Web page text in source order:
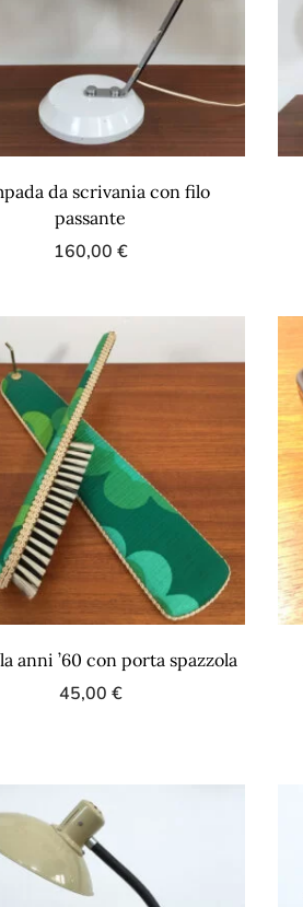
da scrivania con filo
passante
160,00 €
anni ’60 con porta spazzola
45,00 €